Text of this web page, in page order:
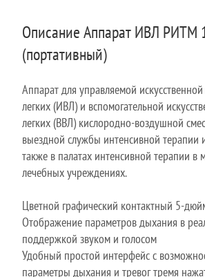
Описание Аппарат ИВЛ РИТМ
(портативный)
Аппарат для управляемой
легких (ИВЛ) и вспомогательной
легких (ВВЛ) кислородно-воздушной
выездной службы интенсивной терапии
также в палатах интенсивной терапии в
лечебных учреждениях.
Цветной графический контактный 5-
Отображение параметров дыхания в
поддержкой звуком и голосом
Удобный простой интерфейс с
параметры дыхания и тревог тремя